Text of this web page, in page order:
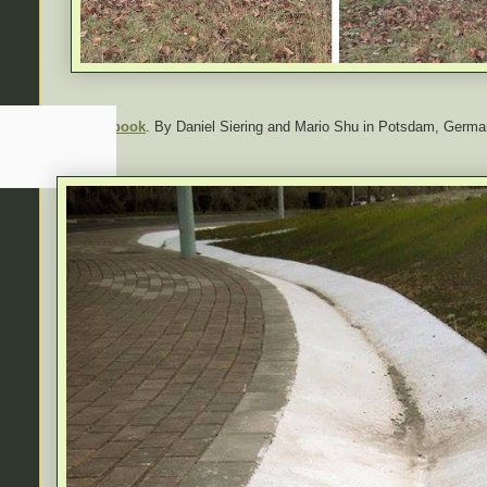
On Facebook. By Daniel Siering and Mario Shu in Potsdam,